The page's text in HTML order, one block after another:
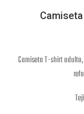
Camiseta T-shirt